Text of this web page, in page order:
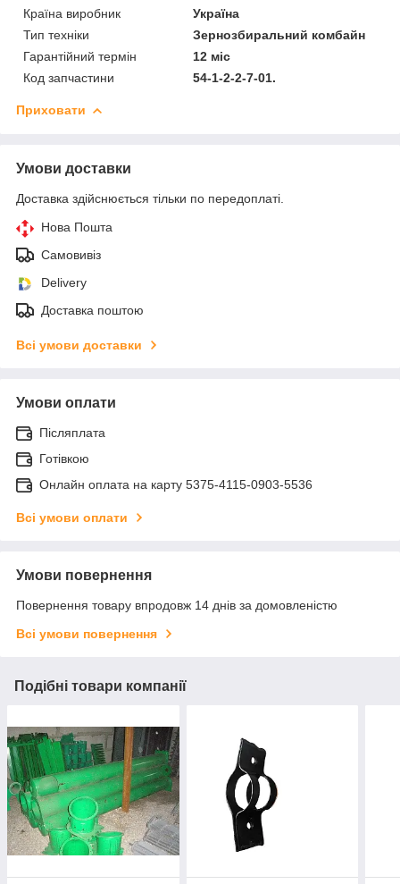
Країна виробник
Україна
Тип техніки
Зернозбиральний комбайн
Гарантійний термін
12 міс
Код запчастини
54-1-2-2-7-01.
Приховати
Умови доставки
Доставка здійснюється тільки по передоплаті.
Нова Пошта
Самовивіз
Delivery
Доставка поштою
Всі умови доставки
Умови оплати
Післяплата
Готівкою
Онлайн оплата на карту 5375-4115-0903-5536
Всі умови оплати
Умови повернення
Повернення товару впродовж 14 днів за домовленістю
Всі умови повернення
Подібні товари компанії